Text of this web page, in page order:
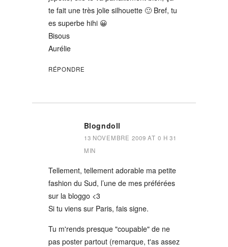
te fait une très jolie silhouette 🙂 Bref, tu
es superbe hihi 😀
Bisous
Aurélie
RÉPONDRE
Blogndoll
13 NOVEMBRE 2009 AT 0 H 31
MIN
Tellement, tellement adorable ma petite
fashion du Sud, l’une de mes préférées
sur la bloggo <3
Si tu viens sur Paris, fais signe.
Tu m'rends presque "coupable" de ne
pas poster partout (remarque, t'as assez